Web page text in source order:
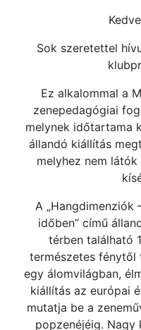
Sok szeretettel
Ez alkalommal a
zenepedagógiai
melynek időtartama
állandó kiállítás
melyhez nem
A „Hangdimenziók
időben” című
térben található
természetes fénytől
egy álomvilágban,
kiállítás az európai
mutatja be a
popzenéjéig. Nagy